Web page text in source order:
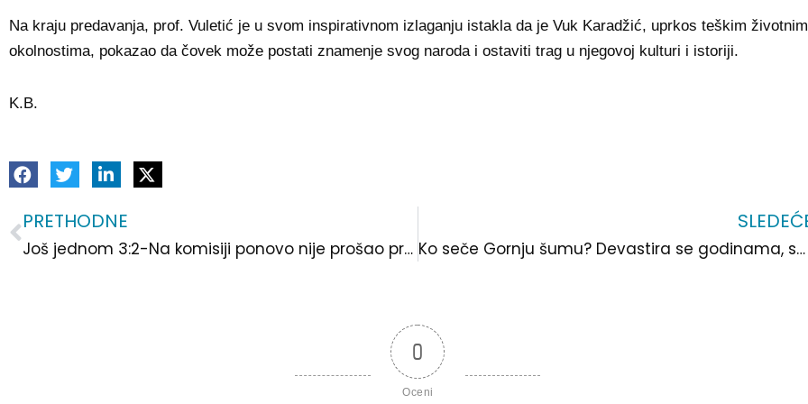
Na kraju predavanja, prof. Vuletić je u svom inspirativnom izlaganju istakla da je Vuk Karadžić, uprkos teškim životnim
okolnostima, pokazao da čovek može postati znamenje svog naroda i ostaviti trag u njegovoj kulturi i istoriji.
K.B.
Prev
PRETHODNE
Još jednom 3:2-Na komisiji ponovo nije prošao predlog većine, ovoga puta za smenu neposlušne članice Ko seče Gornju šumu? Devastira se godinama, sada je u toku planska seča kažu lovci
0
Oceni